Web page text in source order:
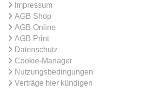
Impressum
AGB Shop
AGB Online
AGB Print
Datenschutz
Cookie-Manager
Nutzungsbedingungen
Verträge hier kündigen